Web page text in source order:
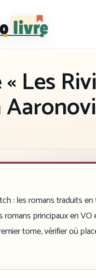
Les
: les romans traduits en
romans principaux en VO
tome, vérifier où